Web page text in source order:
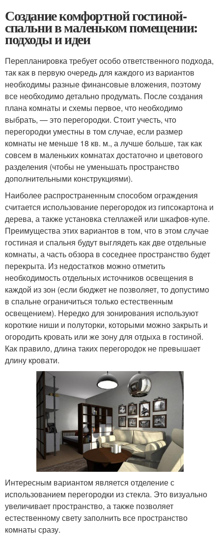
Создание комфортной гостиной-
спальни в маленьком помещении:
подходы и идеи
Перепланировка требует особо ответственного подхода,
так как в первую очередь для каждого из вариантов
необходимы разные финансовые вложения, поэтому
все необходимо детально продумать. После создания
плана комнаты и схемы первое, что необходимо
выбрать, — это перегородки. Стоит учесть, что
перегородки уместны в том случае, если размер
комнаты не меньше 18 кв. м., а лучше больше, так как
совсем в маленьких комнатах достаточно и цветового
разделения (чтобы не уменьшать пространство
дополнительными конструкциями).
Наиболее распространенным способом ограждения
считается использование перегородок из гипсокартона и
дерева, а также установка стеллажей или шкафов-купе.
Преимущества этих вариантов в том, что в этом случае
гостиная и спальня будут выглядеть как две отдельные
комнаты, а часть обзора в соседнее пространство будет
перекрыта. Из недостатков можно отметить
необходимость отдельных источников освещения в
каждой из зон (если бюджет не позволяет, то допустимо
в спальне ограничиться только естественным
освещением). Нередко для зонирования используют
короткие ниши и полуторки, которыми можно закрыть и
огородить кровать или же зону для отдыха в гостиной.
Как правило, длина таких перегородок не превышает
длину кровати.
Интересным вариантом является отделение с
использованием перегородки из стекла. Это визуально
увеличивает пространство, а также позволяет
естественному свету заполнить все пространство
комнаты сразу.